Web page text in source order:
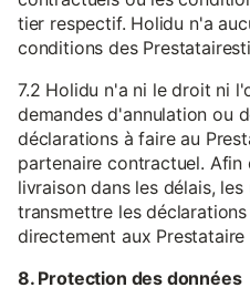
tier respectif. Holidu n'a
conditions des
7.2 Holidu n'a ni le droit ni
demandes d'annulation ou
déclarations à faire au
partenaire contractuel.
livraison dans les délais,
transmettre les
directement aux Prestataire
8. Protection des données